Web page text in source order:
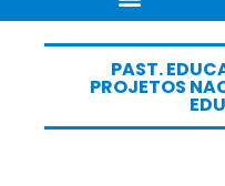
PAST.
PROJETOS